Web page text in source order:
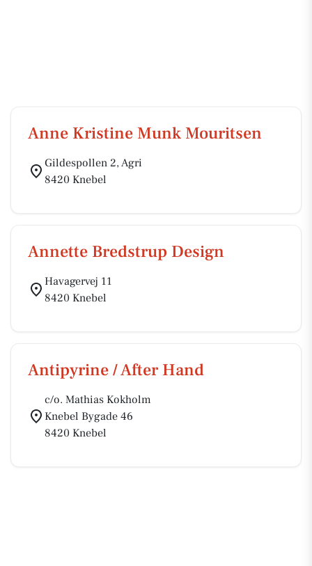
Anne Kristine Munk Mouritsen
Gildespollen 2, Agri
8420 Knebel
Annette Bredstrup Design
Havagervej 11
8420 Knebel
Antipyrine / After Hand
c/o. Mathias Kokholm
Knebel Bygade 46
8420 Knebel